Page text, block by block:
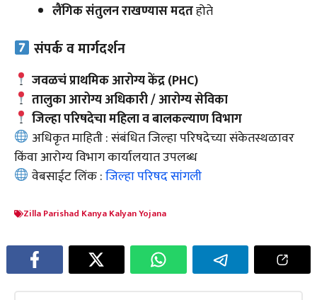
लैंगिक संतुलन राखण्यास मदतहोते
संपर्क व मार्गदर्शन
जवळचं प्राथमिक आरोग्य केंद्र (PHC)
तालुका आरोग्य अधिकारी / आरोग्य सेविका
जिल्हा परिषदेचा महिला व बालकल्याण विभाग
अधिकृत माहिती : संबंधित जिल्हा परिषदेच्या संकेतस्थळावर
किंवा आरोग्य विभाग कार्यालयात उपलब्ध
वेबसाईट लिंक :जिल्हा परिषद सांगली
Zilla Parishad Kanya Kalyan Yojana